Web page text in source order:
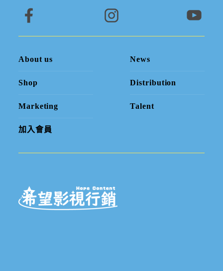
About us News
Shop Distribution
Marketing Talent
加入會員